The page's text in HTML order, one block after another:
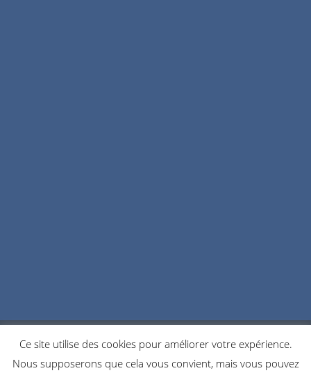
POLITIQUE DE CONFIDENTIALITÉ
COOKIES
NOUS CONTACTER
Ce site utilise des cookies pour améliorer votre expérience.
Nous supposerons que cela vous convient, mais vous pouvez